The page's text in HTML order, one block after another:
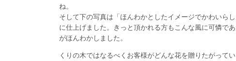
ね。
そして下の写真は「ほんわかとしたイメージでかわいら
に仕上げました。きっと頂かれる方もこんな風に可憐で
がほんわかしました。
くりの木ではなるべくお客様がどんな花を贈りたがって